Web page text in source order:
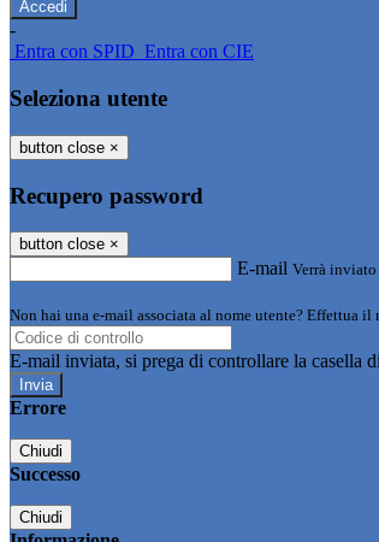
-
Entra con SPID Entra con CIE
Seleziona utente
button close ×
Recupero password
button close ×
E-mail Verrà
Non hai una e-mail associata al nome utente? Effettua il
E-mail inviata, si prega di controllare la casella
Errore
Chiudi
Successo
Chiudi